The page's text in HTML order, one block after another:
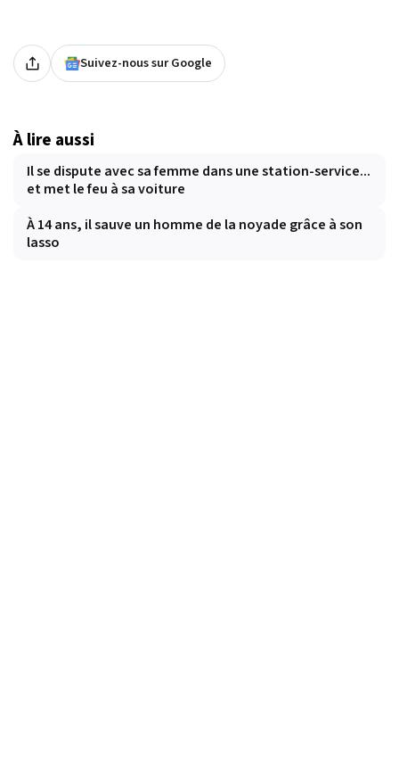
Suivez-nous sur Google
À lire aussi
Il se dispute avec sa femme dans une station-service...
et met le feu à sa voiture
À 14 ans, il sauve un homme de la noyade grâce à son
lasso